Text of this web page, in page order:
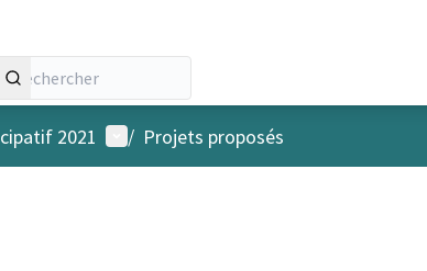
2021 Menu utilisateur
/ Projets proposés